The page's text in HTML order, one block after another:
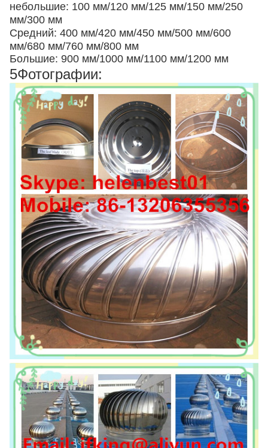
небольшие: 100 мм/120 мм/125 мм/150 мм/250
мм/300 мм
Средний: 400 мм/420 мм/450 мм/500 мм/600
мм/680 мм/760 мм/800 мм
Большие: 900 мм/1000 мм/1100 мм/1200 мм
5Фотографии: